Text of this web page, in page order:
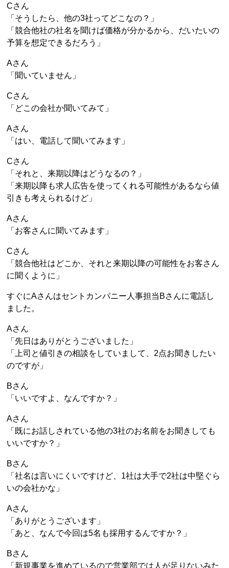
Cさん
「そうしたら、他の3社ってどこなの？」
「競合他社の社名を聞けば価格が分かるから、だいたいの
予算を想定できるだろう」
Aさん
「聞いていません」
Cさん
「どこの会社か聞いてみて」
Aさん
「はい、電話して聞いてみます」
Cさん
「それと、来期以降はどうなるの？」
「来期以降も求人広告を使ってくれる可能性があるなら値
引きも考えられるけど」
Aさん
「お客さんに聞いてみます」
Cさん
「競合他社はどこか、それと来期以降の可能性をお客さん
に聞くように」
すぐにAさんはセントカンパニー人事担当Bさんに電話し
ました。
Aさん
「先日はありがとうございました」
「上司と値引きの相談をしていまして、2点お聞きしたい
のですが」
Bさん
「いいですよ、なんですか？」
Aさん
「既にお話しされている他の3社のお名前をお聞きしても
いいですか？」
Bさん
「社名は言いにくいですけど、1社は大手で2社は中堅ぐら
いの会社かな」
Aさん
「ありがとうございます」
「あと、なんで今回は5名も採用するんですか？」
Bさん
「新規事業を進めているので営業部では人が足りないみた